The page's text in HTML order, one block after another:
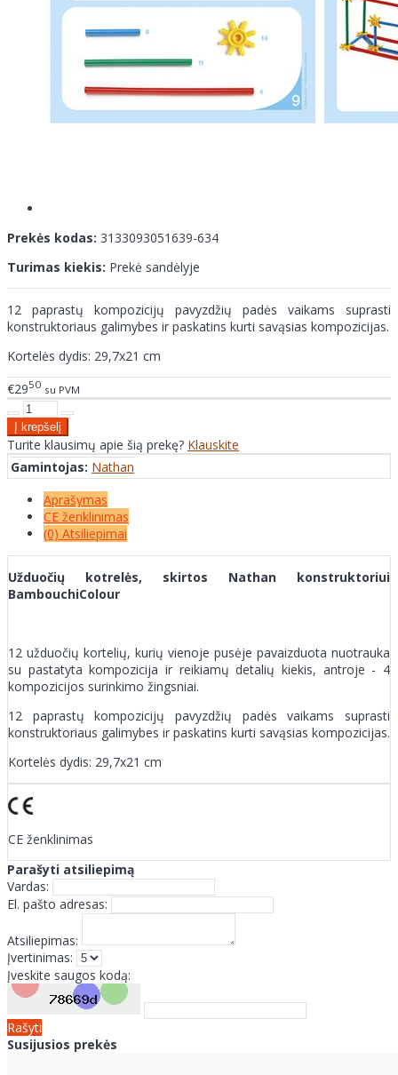
Prekės kodas: 3133093051639-634
Turimas kiekis: Prekė sandėlyje
12 paprastų kompozicijų pavyzdžių padės vaikams suprasti
konstruktoriaus galimybes ir paskatins kurti savąsias kompozicijas.
Kortelės dydis: 29,7x21 cm
€2950 su PVM
Turite klausimų apie šią prekę? Klauskite
Gamintojas: Nathan
Aprašymas
CE ženklinimas
(0) Atsiliepimai
Užduočių kotrelės, skirtos Nathan konstruktoriui
BambouchiColour
12 užduočių kortelių, kurių vienoje pusėje pavaizduota nuotrauka
su pastatyta kompozicija ir reikiamų detalių kiekis, antroje - 4
kompozicijos surinkimo žingsniai.
12 paprastų kompozicijų pavyzdžių padės vaikams suprasti
konstruktoriaus galimybes ir paskatins kurti savąsias kompozicijas.
Kortelės dydis: 29,7x21 cm
CE ženklinimas
Parašyti atsiliepimą
Vardas:
El. pašto adresas:
Atsiliepimas:
Įvertinimas:
Įveskite saugos kodą:
Rašyti
Susijusios prekės